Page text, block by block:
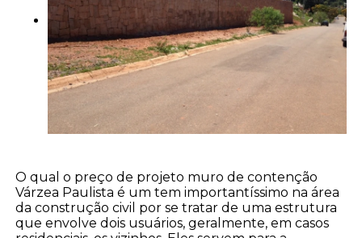
O qual o preço de projeto muro de contenção
Várzea Paulista é um tem importantíssimo na área
da construção civil por se tratar de uma estrutura
que envolve dois usuários, geralmente, em casos